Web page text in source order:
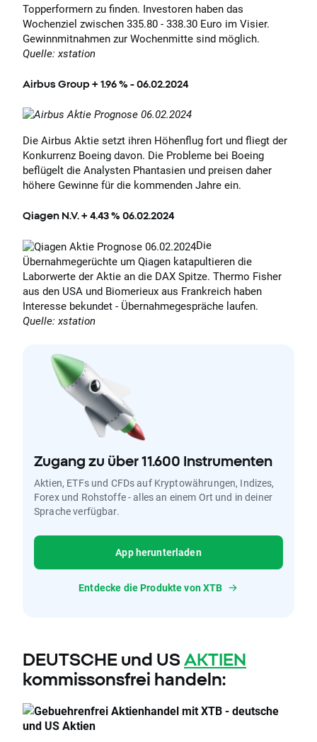
Topperformern zu finden. Investoren haben das
Wochenziel zwischen 335.80 - 338.30 Euro im Visier.
Gewinnmitnahmen zur Wochenmitte sind möglich.
Quelle: xstation
Airbus Group + 1.96 % - 06.02.2024
Die Airbus Aktie setzt ihren Höhenflug fort und fliegt der
Konkurrenz Boeing davon. Die Probleme bei Boeing
beflügelt die Analysten Phantasien und preisen daher
höhere Gewinne für die kommenden Jahre ein.
Qiagen N.V. + 4.43 % 06.02.2024
Die
Übernahmegerüchte um Qiagen katapultieren die
Laborwerte der Aktie an die DAX Spitze. Thermo Fisher
aus den USA und Biomerieux aus Frankreich haben
Interesse bekundet - Übernahmegespräche laufen.
Quelle: xstation
Zugang zu über 11.600 Instrumenten
Aktien, ETFs und CFDs auf Kryptowährungen, Indizes,
Forex und Rohstoffe - alles an einem Ort und in deiner
Sprache verfügbar.
App herunterladen
Entdecke die Produkte von XTB
DEUTSCHE und US AKTIEN
kommissonsfrei handeln: